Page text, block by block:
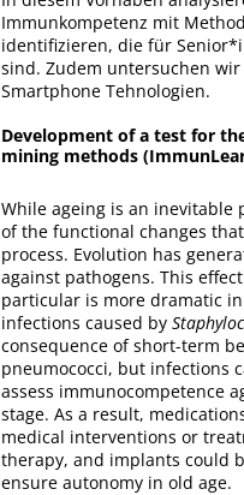
Immunkompetenz mit
identifizieren, die für
sind. Zudem untersuchen
Smartphone Tehnologien.
Development of a test for
mining methods
While ageing is an inevitable
of the functional changes
process. Evolution has
against pathogens. This
particular is more dramatic
infections caused by
consequence of short-term
pneumococci, but infections
assess immunocompetence
stage. As a result,
medical interventions or
therapy, and implants could
ensure autonomy in old age.